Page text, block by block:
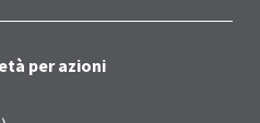
per azioni